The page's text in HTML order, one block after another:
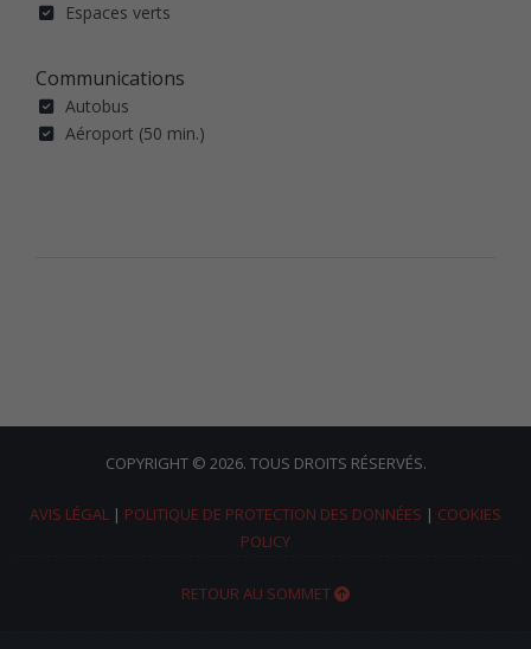
Espaces verts
Communications
Autobus
Aéroport (50 min.)
COPYRIGHT © 2026. TOUS DROITS RÉSERVÉS.
AVIS LÉGAL | POLITIQUE DE PROTECTION DES DONNÉES | COOKIES
POLICY
RETOUR AU SOMMET